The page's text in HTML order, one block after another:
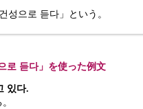
성으로 듣다」という。
로 듣다」を使った例文
있다.